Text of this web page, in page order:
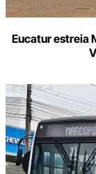
Eucatur estreia